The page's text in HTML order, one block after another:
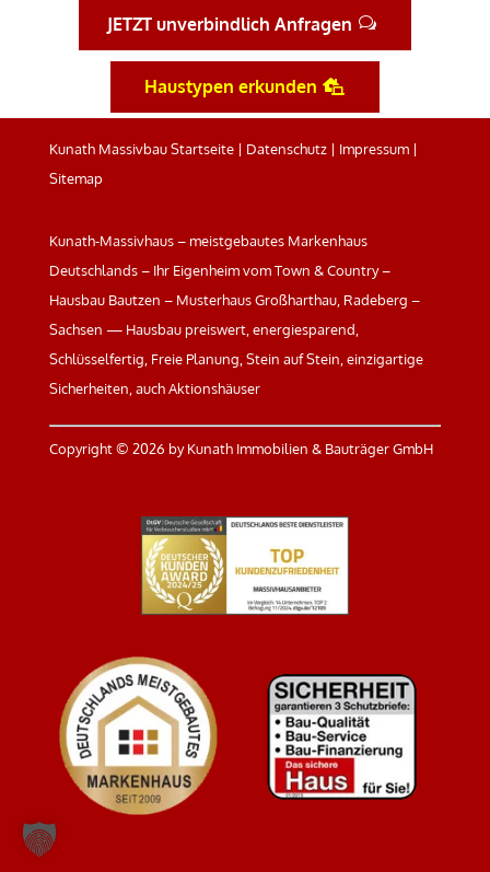
JETZT unverbindlich Anfragen
Haustypen erkunden
Kunath Massivbau Startseite| Datenschutz| Impressum|
Sitemap
Kunath-Massivhaus – meistgebautes Markenhaus
Deutschlands – Ihr Eigenheim vom Town & Country –
Hausbau Bautzen – Musterhaus Großharthau, Radeberg –
Sachsen — Hausbau preiswert, energiesparend,
Schlüsselfertig, Freie Planung, Stein auf Stein, einzigartige
Sicherheiten, auch Aktionshäuser
Copyright © 2026 by Kunath Immobilien & Bauträger GmbH